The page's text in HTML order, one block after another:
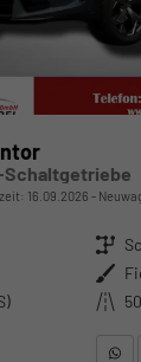
Schaltgetriebe
16.09.2026
Getriebe
Außenfarbe
Kilometerstand